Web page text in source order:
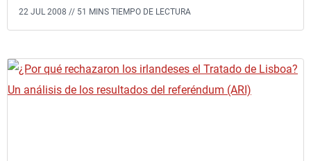
22 JUL 2008 // 51 MINS TIEMPO DE LECTURA